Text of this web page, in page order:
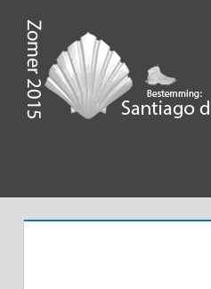
naar
inhoudZomer
2015,
Santiago